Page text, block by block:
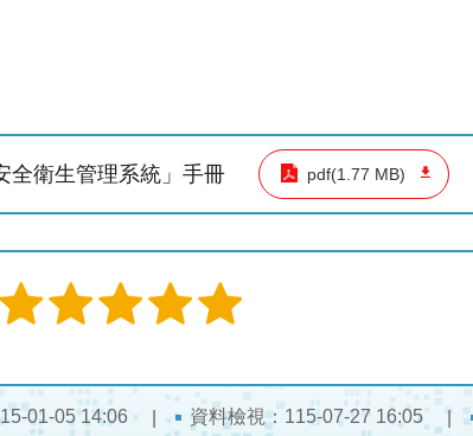
全衛生管理系統」手冊 pdf(1.77 MB)
01-05 14:06 資料檢視：115-07-27 16:05